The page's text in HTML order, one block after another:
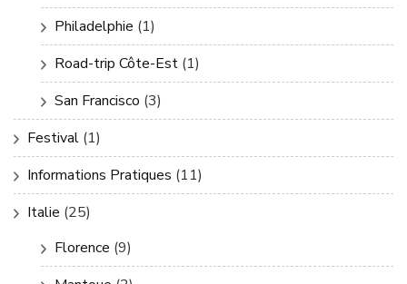
Philadelphie (1)
Road-trip Côte-Est (1)
San Francisco (3)
Festival (1)
Informations Pratiques (11)
Italie (25)
Florence (9)